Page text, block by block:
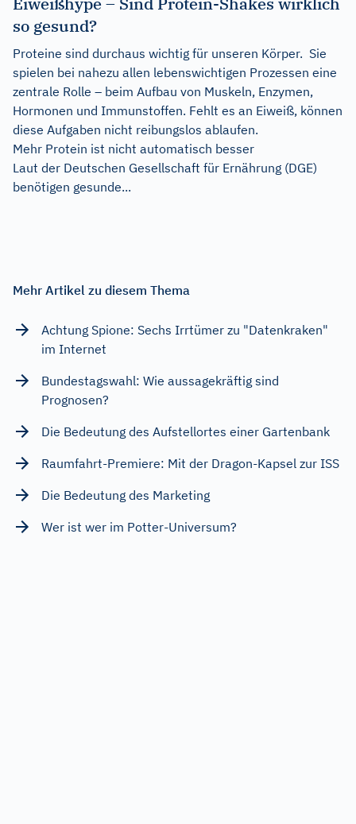
so gesund?
Proteine sind durchaus wichtig für unseren Körper. Sie
spielen bei nahezu allen lebenswichtigen Prozessen eine
zentrale Rolle – beim Aufbau von Muskeln, Enzymen,
Hormonen und Immunstoffen. Fehlt es an Eiweiß, können
diese Aufgaben nicht reibungslos ablaufen.
Mehr Protein ist nicht automatisch besser
Laut der Deutschen Gesellschaft für Ernährung (DGE)
benötigen gesunde...
Mehr Artikel zu diesem Thema
Achtung Spione: Sechs Irrtümer zu "Datenkraken"
im Internet
Bundestagswahl: Wie aussagekräftig sind
Prognosen?
Die Bedeutung des Aufstellortes einer Gartenbank
Raumfahrt-Premiere: Mit der Dragon-Kapsel zur ISS
Die Bedeutung des Marketing
Wer ist wer im Potter-Universum?